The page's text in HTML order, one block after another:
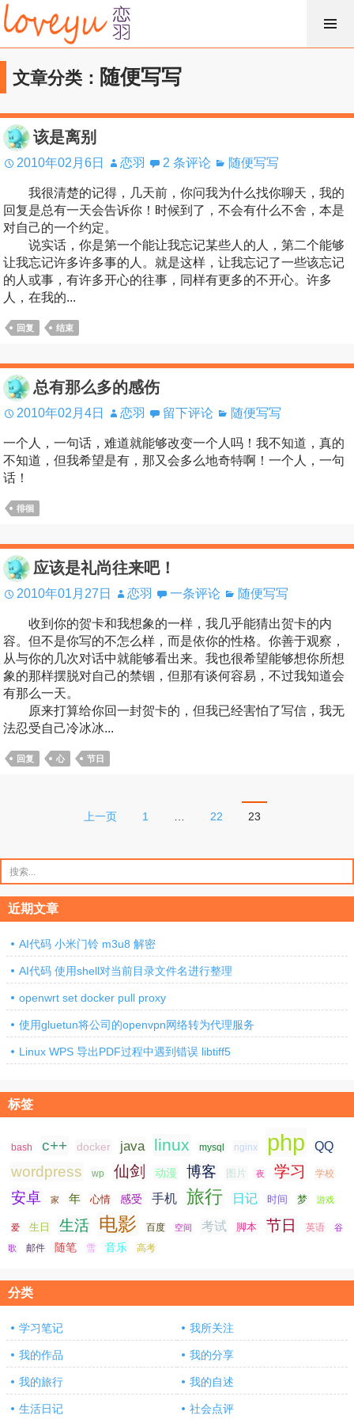
跳
过
内
容文章分类： 随便写写
该是离别
2010年02月6日 恋羽 2 条评论 随便写写
我很清楚的记得，几天前，你问我为什么找你聊天，我的
回复是总有一天会告诉你！时候到了，不会有什么不舍，本是
对自己的一个约定。
说实话，你是第一个能让我忘记某些人的人，第二个能够
让我忘记许多许多事的人。就是这样，让我忘记了一些该忘记
的人或事，有许多开心的往事，同样有更多的不开心。许多
人，在我的...
回复 结束
总有那么多的感伤
2010年02月4日 恋羽 留下评论 随便写写
一个人，一句话，难道就能够改变一个人吗！我不知道，真的
不知道，但我希望是有，那又会多么地奇特啊！一个人，一句
话！
徘徊
应该是礼尚往来吧！
2010年01月27日 恋羽 一条评论 随便写写
收到你的贺卡和我想象的一样，我几乎能猜出贺卡的内
容。但不是你写的不怎么样，而是依你的性格。你善于观察，
从与你的几次对话中就能够看出来。我也很希望能够想你所想
象的那样摆脱对自己的禁锢，但那有谈何容易，不过我知道会
有那么一天。
原来打算给你回一封贺卡的，但我已经害怕了写信，我无
法忍受自己冷冰冰...
回复 心 节日
分
页
上一页 1 22 23
索：
近期文章
AI代码 小米门铃 m3u8 解密
AI代码 使用shell对当前目录文件名进行整理
openwrt set docker pull proxy
使用gluetun将公司的openvpn网络转为代理服务
Linux WPS 导出PDF过程中遇到错误 libtiff5
标签
bash c++ docker java linux mysql nginx php QQ
wordpress wp 仙剑 动漫 博客 图片 夜 学习 学校
安卓 家 年 心情 感受 手机 旅行 日记 时间 梦 游戏
爱 生日 生活 电影 百度 空间 考试 脚本 节日 英语 谷
歌 邮件 随笔 雪 音乐 高考
分类
学习笔记 我所关注
我的作品 我的分享
我的旅行 我的自述
生活日记 社会点评